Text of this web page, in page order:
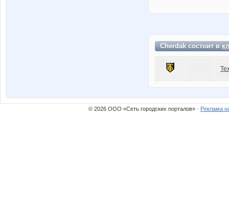
Cherdak состоит в
© 2026 ООО «Сеть городских порталов» · Реклама